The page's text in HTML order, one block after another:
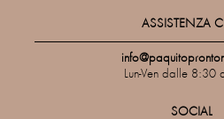
ASSISTENZA
Lun-Ven dalle 8:30
SOCIAL